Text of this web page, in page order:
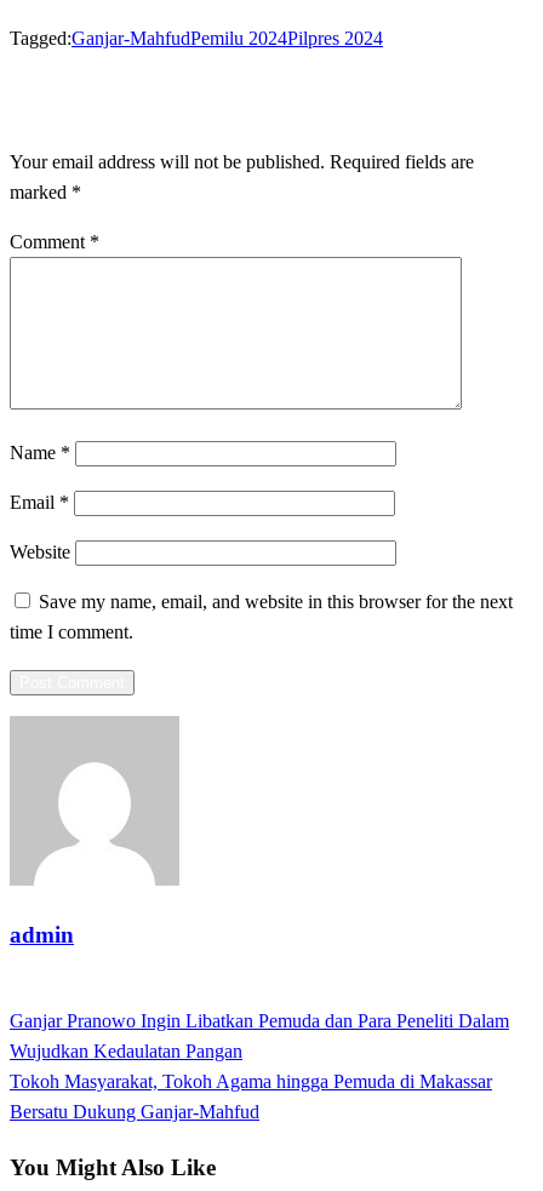
Tagged:Ganjar-MahfudPemilu 2024Pilpres 2024
Your email address will not be published. Required fields are
marked *
Comment *
Name *
Email *
Website
Save my name, email, and website in this browser for the next
time I comment.
admin
Post
navigation
Previous
Post
Ganjar Pranowo Ingin Libatkan Pemuda dan Para Peneliti Dalam
Wujudkan Kedaulatan Pangan
Next
Post
Tokoh Masyarakat, Tokoh Agama hingga Pemuda di Makassar
Bersatu Dukung Ganjar-Mahfud
You Might Also Like